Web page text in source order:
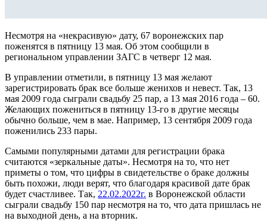
Несмотря на «некрасивую» дату, 67 воронежских пар
поженятся в пятницу 13 мая. Об этом сообщили в
региональном управлении ЗАГС в четверг 12 мая.
В управлении отметили, в пятницу 13 мая желают
зарегистрировать брак все больше женихов и невест. Так, 13
мая 2009 года сыграли свадьбу 25 пар, а 13 мая 2016 года – 60.
Желающих пожениться в пятницу 13-го в другие месяцы
обычно больше, чем в мае. Например, 13 сентября 2009 года
поженились 233 пары.
Самыми популярными датами для регистрации брака
считаются «зеркальные даты». Несмотря на то, что нет
приметы о том, что цифры в свидетельстве о браке должны
быть похожи, люди верят, что благодаря красивой дате брак
будет счастливее. Так, 22.02.2022г. в Воронежской области
сыграли свадьбу 150 пар несмотря на то, что дата пришлась не
на выходной день, а на вторник.